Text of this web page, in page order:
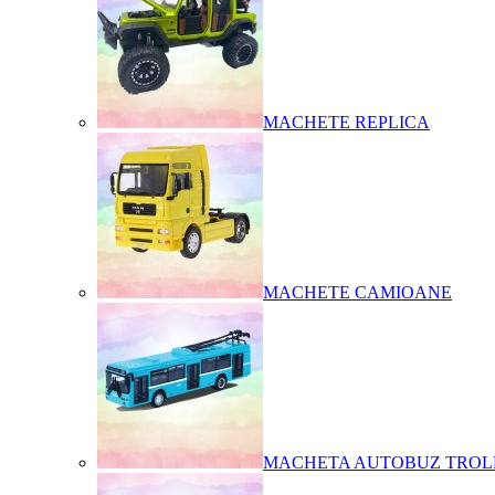
MACHETE REPLICA
MACHETE CAMIOANE
MACHETA AUTOBUZ